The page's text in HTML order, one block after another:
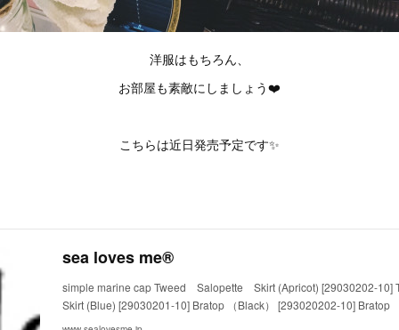
洋服はもちろん、
お部屋も素敵にしましょう❤️
こちらは近日発売予定です✨
sea loves me®
simple marine cap Tweed Salopette Skirt (Apricot) [29030202-
Skirt (Blue) [29030201-10] Bratop （Black） [293020202-10] Bratop